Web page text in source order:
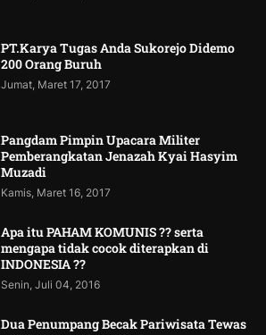
PT.Karya Tugas Anda Sukorejo Didemo
200 Orang Buruh
Jumat, Maret 17, 2017
Pangdam Pimpin Upacara Militer
Pemberangkatan Jenazah Kyai Hasyim
Muzadi
Kamis, Maret 16, 2017
Apa itu PAHAM KOMUNIS ?? serta
mengapa tidak cocok diterapkan di
INDONESIA ??
Senin, Juli 04, 2016
Dua Penumpang Becak Pariwisata Tewas